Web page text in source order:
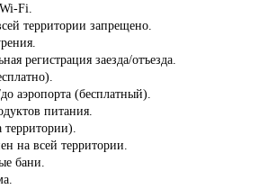
Fi.
территории запрещено.
регистрация заезда/отъезда.
аэропорта (бесплатный).
питания.
территории).
на всей территории.
бани.